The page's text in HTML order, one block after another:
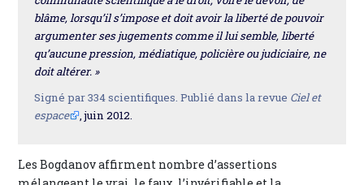
blâme, lorsqu’il s’impose et doit avoir la liberté de pouvoir
argumenter ses jugements comme il lui semble, liberté
qu’aucune pression, médiatique, policière ou judiciaire, ne
doit altérer. »
Signé par 334 scientifiques. Publié dans la revue Ciel et
espace
, juin 2012.
Les Bogdanov affirment nombre d’assertions